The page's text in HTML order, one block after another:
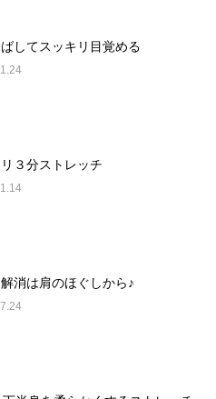
してスッキリ目覚める
３分ストレッチ
消は肩のほぐしから♪